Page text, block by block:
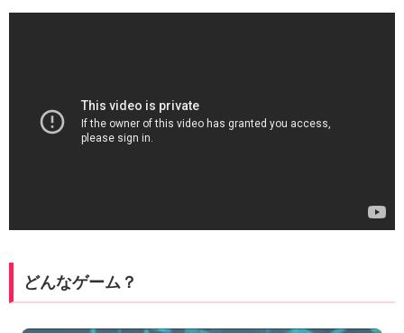
どんなゲーム？